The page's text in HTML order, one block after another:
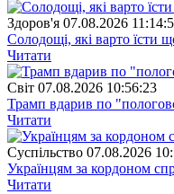
Здоров'я 07.08.2026
Солодощі, які варто їсти
Читати
Свiт 07.08.2026 10:56:23
Трамп вдарив по
Читати
Суспiльство 07.08.2026
Українцям за кордоном
Читати